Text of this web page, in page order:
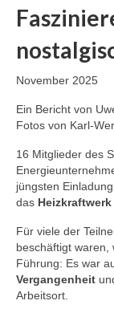
November 2025
Ein Bericht von
Fotos von Karl-
16 Mitglieder des
jüngsten
das
Für viele der
beschäftigt waren,
Führung: Es war
Vergangenheit
Arbeitsort.